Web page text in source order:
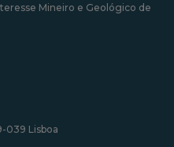
Mineiro e Geológico de
039 Lisboa